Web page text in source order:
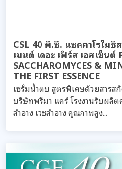
CSL 40 พี.ซี. แซคคาโรไม
เมนต์ เดอะ เฟิร์ส เอสเซ็นต์
SACCHAROMYCES &
THE FIRST ESSENCE
เซรั่มน้ำตบ สูตรพิเศษด้วยสารส
บริษัทพรีมา แคร์ โรงงานรับผลิต
สำอาง เวชสำอาง คุณภาพสูง...